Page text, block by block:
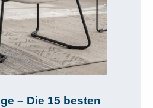
– Die 15 besten